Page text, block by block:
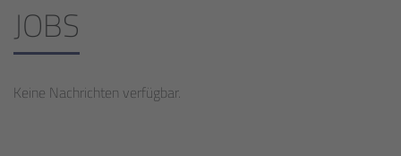
JOBS
Keine Nachrichten verfügbar.